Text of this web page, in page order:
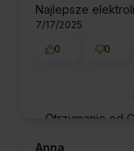
Otrzymanie od
ekipy ogromne
Najlepsze
7/17/2025
0
0
Anna